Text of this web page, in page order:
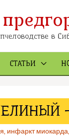
в
СТАТЬИ
, инфаркт миокарда,